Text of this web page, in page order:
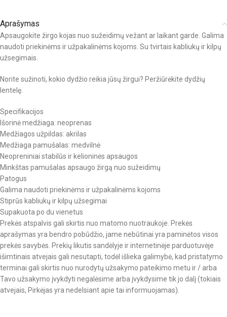
Aprašymas
Apsaugokite žirgo kojas nuo sužeidimų vežant ar laikant garde. Galima
naudoti priekinėms ir užpakalinėms kojoms. Su tvirtais kabliukų ir kilpų
užsegimais.
Norite sužinoti, kokio dydžio reikia jūsų žirgui? Peržiūrėkite dydžių
lentelę.
Specifikacijos
Išorinė medžiaga: neoprenas
Medžiagos užpildas: akrilas
Medžiaga pamušalas: medvilnė
Neopreniniai stabilūs ir kelioninės apsaugos
Minkštas pamušalas apsaugo žirgą nuo sužeidimų
Patogus
Galima naudoti priekinėms ir užpakalinėms kojoms
Stiprūs kabliukų ir kilpų užsegimai
Supakuota po du vienetus
Prekės atspalvis gali skirtis nuo matomo nuotraukoje. Prekės
aprašymas yra bendro pobūdžio, jame nebūtinai yra paminėtos visos
prekės savybės. Prekių likutis sandėlyje ir internetinėje parduotuvėje
išimtinais atvejais gali nesutapti, todėl išlieka galimybė, kad pristatymo
terminai gali skirtis nuo nurodytų užsakymo pateikimo metu ir / arba
Tavo užsakymo įvykdyti negalėsime arba įvykdysime tik jo dalį (tokiais
atvejais, Pirkėjas yra nedelsiant apie tai informuojamas).